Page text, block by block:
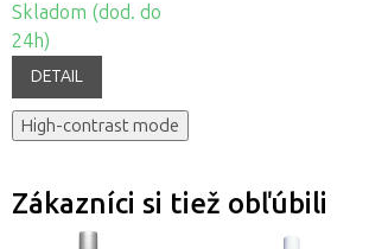
Skladom (dod. do
24h)
DETAIL
High-contrast mode
Zákazníci si tiež obľúbili